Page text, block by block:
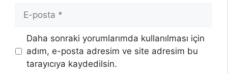
posta
Daha sonraki yorumlarımda kullanılması için
adım, e-posta adresim ve site adresim bu
tarayıcıya kaydedilsin.